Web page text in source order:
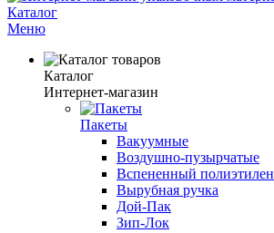
Каталог
Меню
Каталог
Интернет-магазин
Пакеты
Вакуумные
Воздушно-пузырчатые
Вспененный полиэтилен
Вырубная ручка
Дой-Пак
Зип-Лок